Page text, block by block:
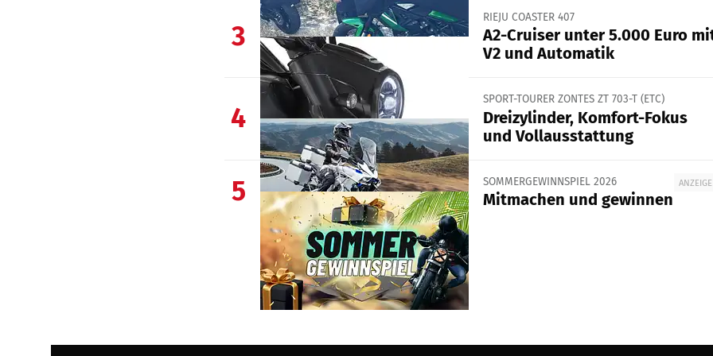
3
RIEJU COASTER 407
A2-Cruiser unter 5.000 Euro
V2 und Automatik
4
SPORT-TOURER ZONTES ZT 703-T (ETC)
Dreizylinder, Komfort-Fokus
und Vollausstattung
5 ANZEIGE
SOMMERGEWINNSPIEL 2026
Mitmachen und gewinnen